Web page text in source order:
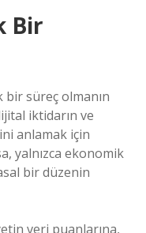
Bir
bir süreç olmanın
iktidarın ve
anlamak için
yalnızca ekonomik
bir düzenin
veri puanlarına,